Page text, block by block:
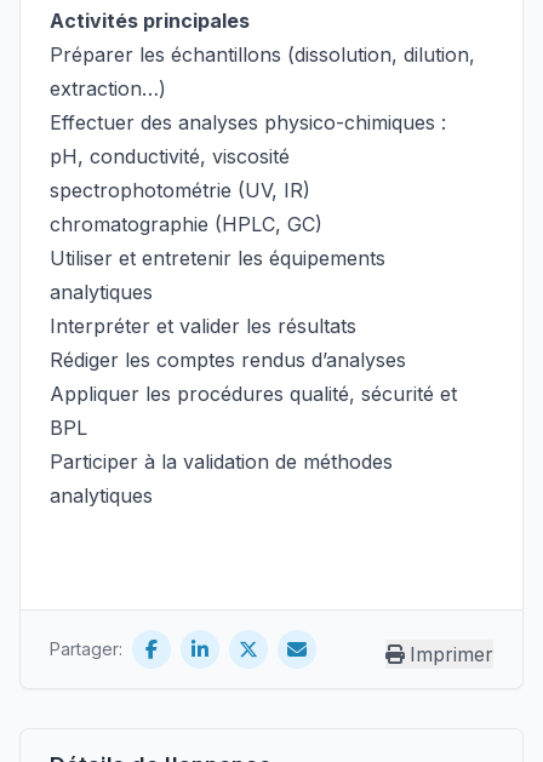
Activités principales
Préparer les échantillons (dissolution, dilution,
extraction…)
Effectuer des analyses physico-chimiques :
pH, conductivité, viscosité
spectrophotométrie (UV, IR)
chromatographie (HPLC, GC)
Utiliser et entretenir les équipements
analytiques
Interpréter et valider les résultats
Rédiger les comptes rendus d’analyses
Appliquer les procédures qualité, sécurité et
BPL
Participer à la validation de méthodes
analytiques
Partager: Imprimer